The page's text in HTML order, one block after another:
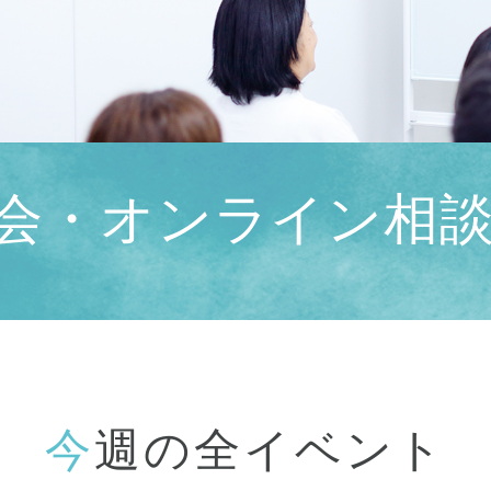
・ オンライン相
今週の全イベント